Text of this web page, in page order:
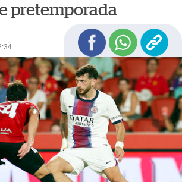
pretemporada